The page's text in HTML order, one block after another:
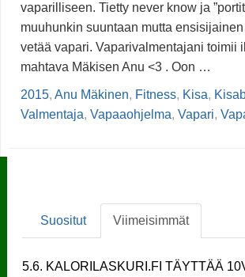
vaparilliseen. Tietty never know ja
muuhunkin suuntaan mutta
vetää vapari. Vaparivalmentajani toimii
mahtava Mäkisen Anu <3 . Oon …
2015, Anu Mäkinen, Fitness, Kisa,
Valmentaja, Vapaaohjelma, Vapari,
Suositut Viimeisimmät
5.6. KALORILASKURI.FI TÄYTTÄÄ